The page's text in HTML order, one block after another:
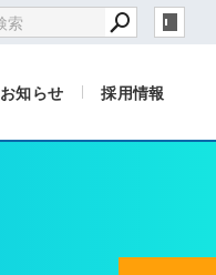
お知らせ 採用情報